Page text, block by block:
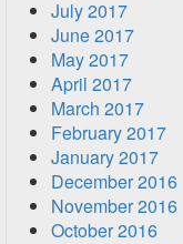
July 2017
June 2017
May 2017
April 2017
March 2017
February 2017
January 2017
December 2016
November 2016
October 2016